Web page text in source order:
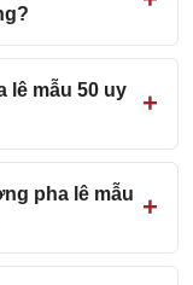
lê mẫu 50 uy
pha lê mẫu